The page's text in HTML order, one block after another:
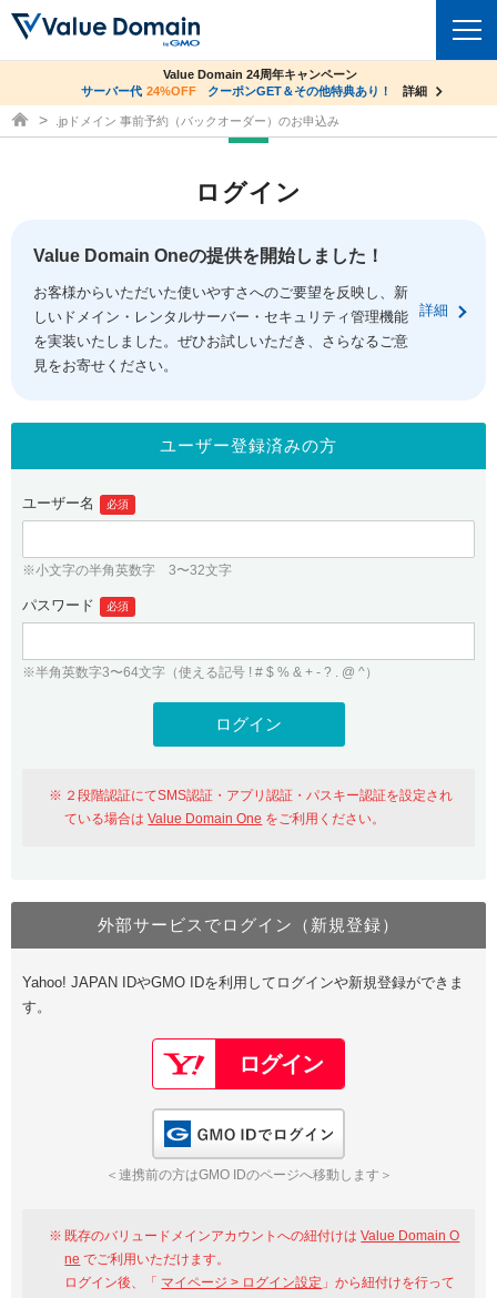
ドメイントップ
ドメイン移管
ドメイン価格一覧
ドメイン一括検索
.jpドメインオークション
gTLDオークション NEW!
.jpドメインバックオーダー
プレミアムドメイン
人気ドメインの種類
WHOIS検索
コアサーバー
バリューサーバー
XREA
セキュリティトップ
Value Domain ネットde診断
SSL証明書
サービストップ
お得意様割引
紹介制度
バリュードメインAPI
ドメイン・ホスティングOEM
facebook
ログイン
従来のバリュードメインをご利用希望の方
Value Domainにログイン
おすすめ One レンタルサーバーを含む最新の機能を使う方
Value Domain Oneにログイン
Google
GMO ID Amazon
※AmazonはValue Domain Oneのログイン画面へ遷移します
ユーザー登録
Value Domain Oneアカウント作成
以下でも登録可能
Google Yahoo!
GMO ID
co.jpドメイン✕コアサーバーV2ビジネス応援キャンペーン
サーバー料金1年間無料
詳細
Value Domain 24周年キャンペーン
サーバー代 24%OFF クーポンGET＆その他特典あり！ 詳細
ドメイン取得ならバリュードメイン
.jpドメイン 事前予約（バックオーダー）のお申込み
ログイン
Value Domain Oneの提供を開始しました！
お客様からいただいた使いやすさへのご要望を反映し、新
しいドメイン・レンタルサーバー・セキュリティ管理機能
を実装いたしました。ぜひお試しいただき、さらなるご意
見をお寄せください。
詳細
ユーザー登録済みの方
ユーザー名 必須
※小文字の半角英数字 3〜32文字
パスワード 必須
※半角英数字3〜64文字（使える記号 ! # $ % & + - ? . @ ^）
２段階認証にてSMS認証・アプリ認証・パスキー認証を設定され
ている場合はValue Domain One をご利用ください。
外部サービスでログイン（新規登録）
Yahoo! JAPAN IDやGMO IDを利用してログインや新規登録ができま
す。
＜連携前の方はGMO IDのページへ移動します＞
既存のバリュードメインアカウントへの紐付けはValue Domain O
ne でご利用いただけます。
ログイン後、「 マイページ > ログイン設定 」から紐付けを行って